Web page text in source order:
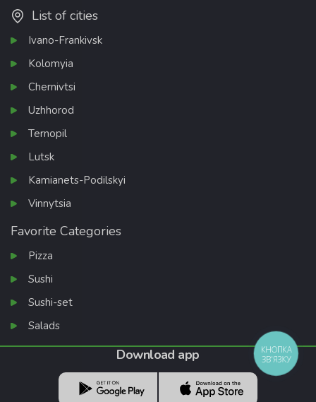
List of cities
Ivano-Frankivsk
Kolomyia
Chernivtsi
Uzhhorod
Ternopil
Lutsk
Kamianets-Podilskyi
Vinnytsia
Favorite Categories
Pizza
Sushi
Sushi-set
Salads
Download app
КНОПКА
ЗВ'ЯЗКУ